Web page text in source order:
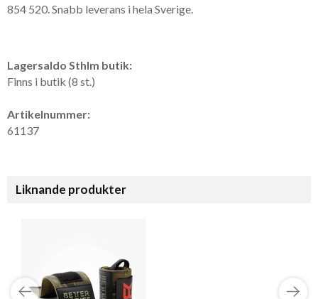
854 520. Snabb leverans i hela Sverige.
Lagersaldo Sthlm butik:
Finns i butik (8 st.)
Artikelnummer:
61137
Liknande produkter